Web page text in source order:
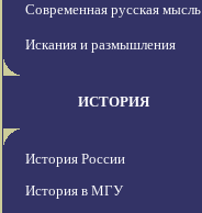
Современная русская мысль
Искания и размышления
ИСТОРИЯ
История России
История в МГУ